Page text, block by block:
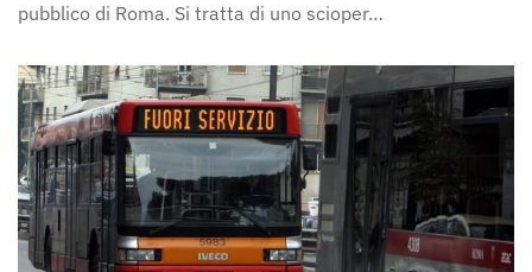
pubblico di Roma. Si tratta di uno scioper…